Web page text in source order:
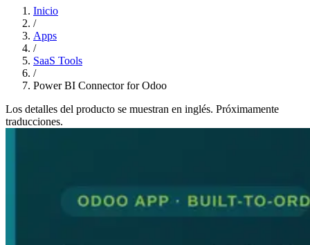
Inicio
/
Apps
/
SaaS Tools
/
Power BI Connector for Odoo
Los detalles del producto se muestran en inglés. Próximamente
traducciones.